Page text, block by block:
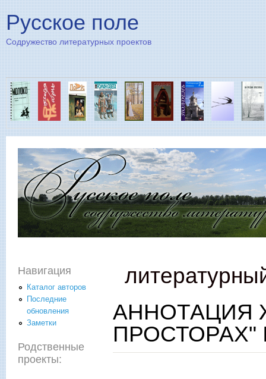
Русское поле
Содружество литературных проектов
АННОТАЦИЯ
ПРОСТОРАХ"
Навигация
Каталог авторов
Последние
обновления
Заметки
Родственные
проекты: